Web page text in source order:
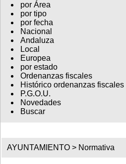
por Área
por tipo
por fecha
Nacional
Andaluza
Local
Europea
por estado
Ordenanzas fiscales
Histórico ordenanzas fiscales
P.G.O.U.
Novedades
Buscar
AYUNTAMIENTO > Normativa